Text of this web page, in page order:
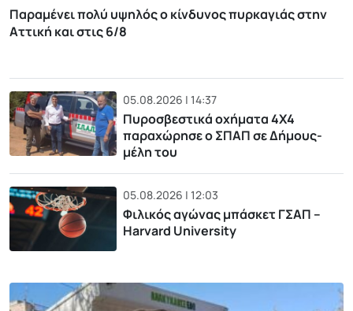
Παραμένει πολύ υψηλός ο κίνδυνος πυρκαγιάς στην
Αττική και στις 6/8
05.08.2026 | 14:37
Πυροσβεστικά οχήματα 4Χ4
παραχώρησε ο ΣΠΑΠ σε Δήμους-
μέλη του
05.08.2026 | 12:03
Φιλικός αγώνας μπάσκετ ΓΣΑΠ –
Harvard University